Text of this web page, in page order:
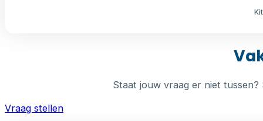
Staat jouw vraag er niet tussen?
Vraag stellen